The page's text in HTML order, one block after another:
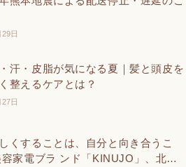
日
汗・皮脂が気になる夏｜髪と頭皮を
整えるケアとは？
日
くすることは、自分と向き合うこ
容家電ブラ ンド「KINUJO」、北川